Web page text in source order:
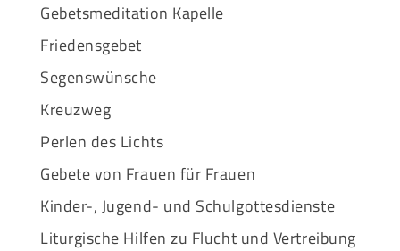
Gebetsmeditation Kapelle
Friedensgebet
Segenswünsche
Kreuzweg
Perlen des Lichts
Gebete von Frauen für Frauen
Kinder-, Jugend- und Schulgottesdienste
Liturgische Hilfen zu Flucht und Vertreibung